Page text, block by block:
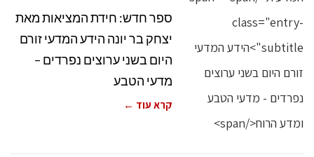
ספר חדש: חידת המציאות מאת
יצחק בר יונה הידע המדעי זורם
היום בשני ערוצים נפרדים –
מדעי הטבע
קרא עוד ←